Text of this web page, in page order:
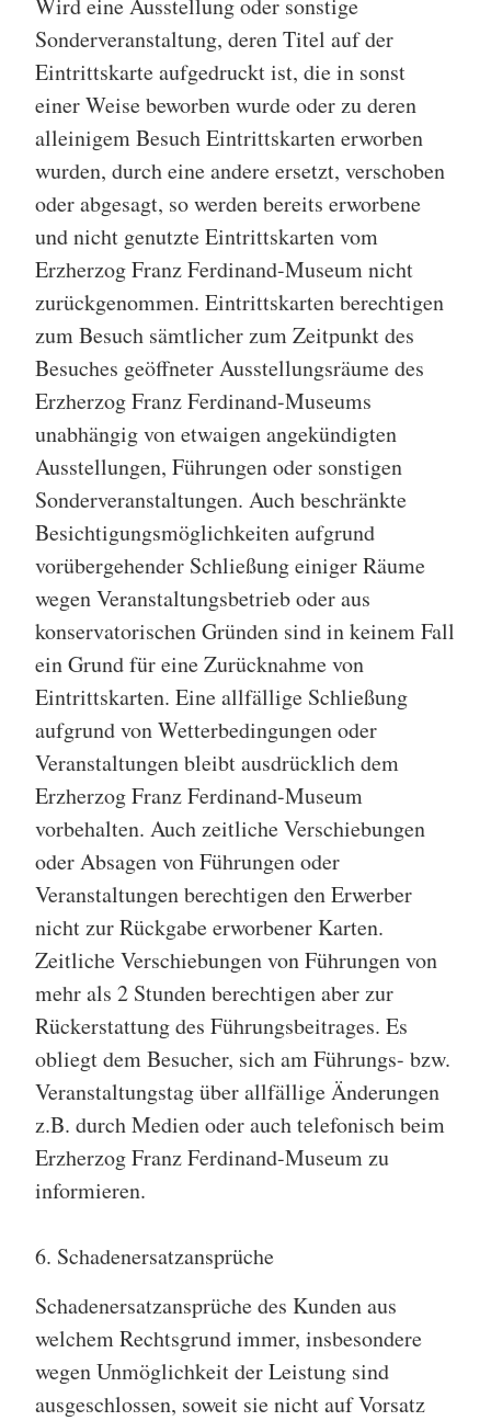
Wird eine Ausstellung oder sonstige
Sonderveranstaltung, deren Titel auf der
Eintrittskarte aufgedruckt ist, die in sonst
einer Weise beworben wurde oder zu deren
alleinigem Besuch Eintrittskarten erworben
wurden, durch eine andere ersetzt, verschoben
oder abgesagt, so werden bereits erworbene
und nicht genutzte Eintrittskarten vom
Erzherzog Franz Ferdinand-Museum nicht
zurückgenommen. Eintrittskarten berechtigen
zum Besuch sämtlicher zum Zeitpunkt des
Besuches geöffneter Ausstellungsräume des
Erzherzog Franz Ferdinand-Museums
unabhängig von etwaigen angekündigten
Ausstellungen, Führungen oder sonstigen
Sonderveranstaltungen. Auch beschränkte
Besichtigungsmöglichkeiten aufgrund
vorübergehender Schließung einiger Räume
wegen Veranstaltungsbetrieb oder aus
konservatorischen Gründen sind in keinem Fall
ein Grund für eine Zurücknahme von
Eintrittskarten. Eine allfällige Schließung
aufgrund von Wetterbedingungen oder
Veranstaltungen bleibt ausdrücklich dem
Erzherzog Franz Ferdinand-Museum
vorbehalten. Auch zeitliche Verschiebungen
oder Absagen von Führungen oder
Veranstaltungen berechtigen den Erwerber
nicht zur Rückgabe erworbener Karten.
Zeitliche Verschiebungen von Führungen von
mehr als 2 Stunden berechtigen aber zur
Rückerstattung des Führungsbeitrages. Es
obliegt dem Besucher, sich am Führungs- bzw.
Veranstaltungstag über allfällige Änderungen
z.B. durch Medien oder auch telefonisch beim
Erzherzog Franz Ferdinand-Museum zu
informieren.
6. Schadenersatzansprüche
Schadenersatzansprüche des Kunden aus
welchem Rechtsgrund immer, insbesondere
wegen Unmöglichkeit der Leistung sind
ausgeschlossen, soweit sie nicht auf Vorsatz